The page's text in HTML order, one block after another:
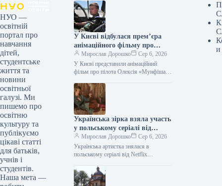
НУО —
освітній
портал про
навчання
дітей,
студентське
життя та
новини
освітньої
галузі. Ми
пишемо про
освітню
культуру та
публікуємо
цікаві статті
для батьків,
учнів і
студентів.
Наша мета —
У Києві відбулася прем’єра
анімаційного фільму про
пілота Олексія «Мунфіша»
Меся.
Мирослав Дорошко
Сер 6, 2026
У Києві представили анімаційний
фільм про пілота Олексія «Мунфіша»
Укрінформ У Музеї війни відбулася
прем’єра першої…
Українська зірка взяла участь
у польському серіалі від
Netflix
Мирослав Дорошко
Сер 6, 2026
Українська артистка знялася в
польському серіалі від Netflix
Українська артистка Оксана
Черкашина, відома за роботами у
и